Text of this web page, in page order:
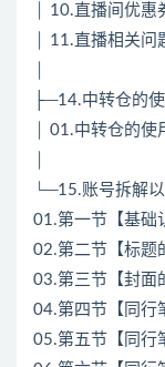
│ 10.直播间优惠
│ 11.直播相关问
├─14.中转仓的
│ 01.中转仓的使
└─15.账号拆解
01.第一节【基础
02.第二节【标题
03.第三节【封面
04.第四节【同行
05.第五节【同行